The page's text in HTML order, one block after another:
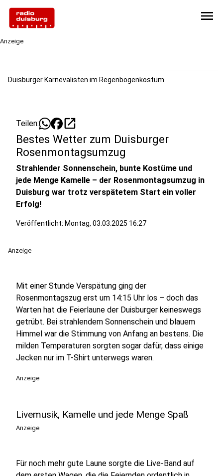
menu
Anzeige
Duisburger Karnevalisten im Regenbogenkostüm
Teilen: open_in_new
Bestes Wetter zum Duisburger
Rosenmontagsumzug
Strahlender Sonnenschein, bunte Kostüme und
jede Menge Kamelle – der Rosenmontagsumzug in
Duisburg war trotz verspätetem Start ein voller
Erfolg!
Veröffentlicht: Montag, 03.03.2025 16:27
Anzeige
Mit einer Stunde Verspätung ging der
Rosenmontagszug erst um 14:15 Uhr los – doch das
Warten hat die Feierlaune der Duisburger keineswegs
getrübt. Bei strahlendem Sonnenschein und blauem
Himmel war die Stimmung von Anfang an bestens. Die
milden Temperaturen sorgten sogar dafür, dass einige
Jecken nur im T-Shirt unterwegs waren.
Anzeige
Livemusik, Kamelle und jede Menge Spaß
Anzeige
Für noch mehr gute Laune sorgte die Live-Band auf